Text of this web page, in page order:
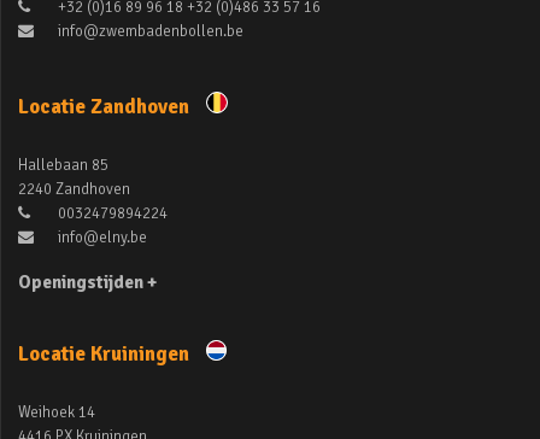
+32 (0)16 89 96 18 +32 (0)486 33 57 16
info@zwembadenbollen.be
Locatie Zandhoven
Hallebaan 85
2240 Zandhoven
0032479894224
info@elny.be
Openingstijden +
Locatie Kruiningen
Weihoek 14